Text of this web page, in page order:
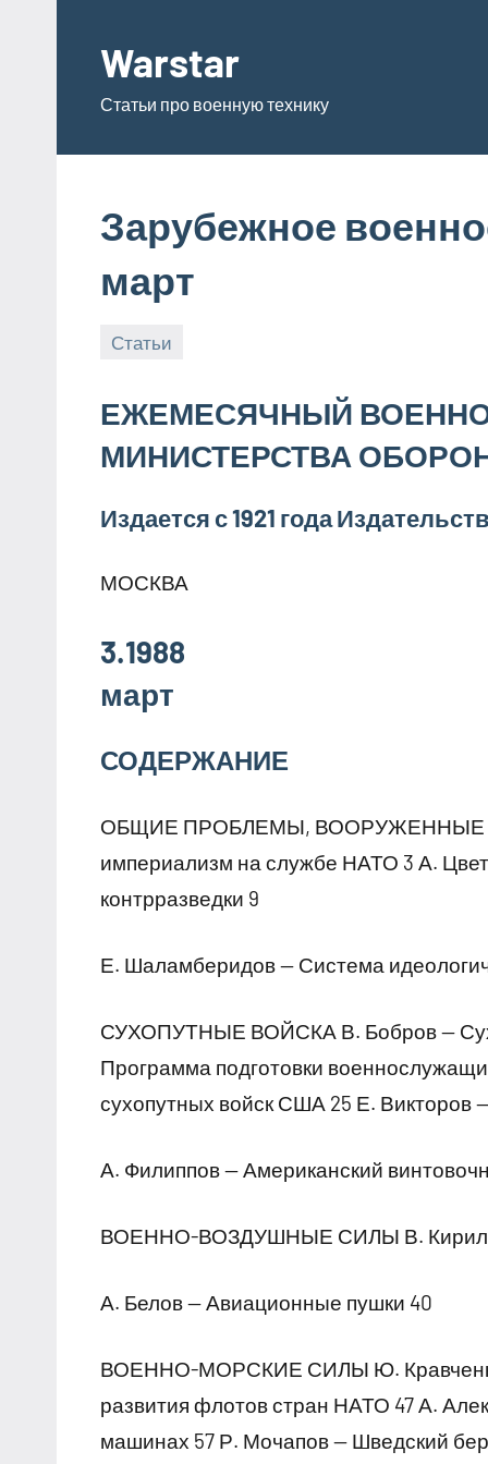
содержимому
Warstar
Статьи про военную технику
Зарубежное
март
Статьи
ЕЖЕМЕСЯЧНЫЙ
МИНИСТЕРСТВА
Издается с 1921 года
МОСКВА
3.1988
март
СОДЕРЖАНИЕ
ОБЩИЕ ПРОБЛЕМЫ, ВООРУЖЕННЫЕ
империализм на службе НАТО 3 А.
контрразведки 9
Е. Шаламберидов — Система
СУХОПУТНЫЕ ВОЙСКА В. Бобров —
Программа подготовки
сухопутных войск США 25 Е. Викторов
А. Филиппов — Американский
ВОЕННО-ВОЗДУШНЫЕ СИЛЫ В.
А. Белов — Авиационные пушки 40
ВОЕННО-МОРСКИЕ СИЛЫ Ю.
развития флотов стран НАТО 47 А.
машинах 57 Р. Мочапов — Шведский